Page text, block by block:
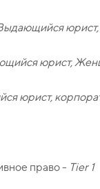
юрист,
юрист,
юрист,
право - Tier 1